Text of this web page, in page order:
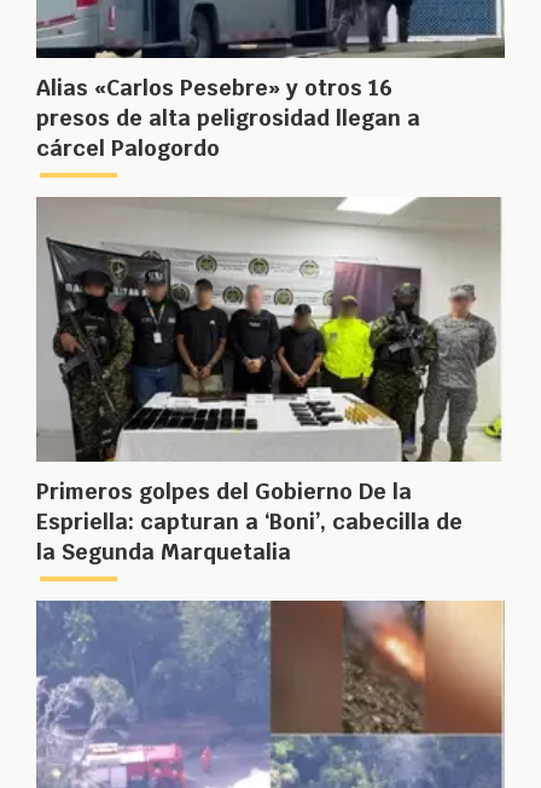
Alias «Carlos Pesebre» y otros 16
presos de alta peligrosidad llegan a
cárcel Palogordo
Primeros golpes del Gobierno De la
Espriella: capturan a ‘Boni’, cabecilla de
la Segunda Marquetalia